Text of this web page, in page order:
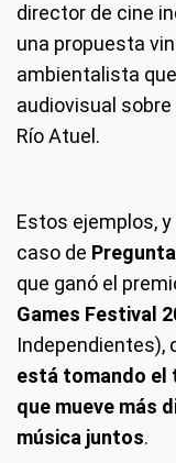
director de cine
una propuesta
ambientalista
audiovisual
Río Atuel.
Estos ejemplos,
caso de
que ganó el
Games Festival
Independientes),
está tomando el
que mueve más
música juntos.